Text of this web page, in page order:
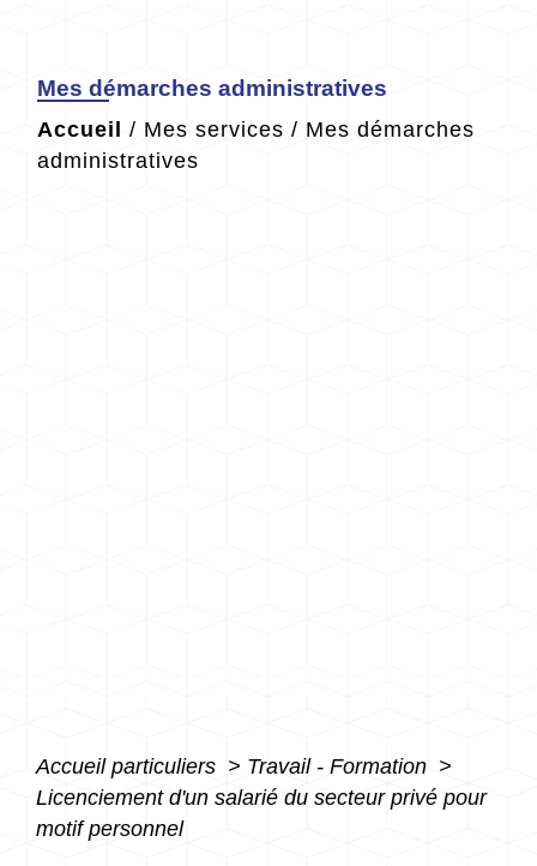
Mes démarches administratives
Accueil / Mes services / Mes démarches
administratives
Accueil particuliers > Travail - Formation >
Licenciement d'un salarié du secteur privé pour
motif personnel